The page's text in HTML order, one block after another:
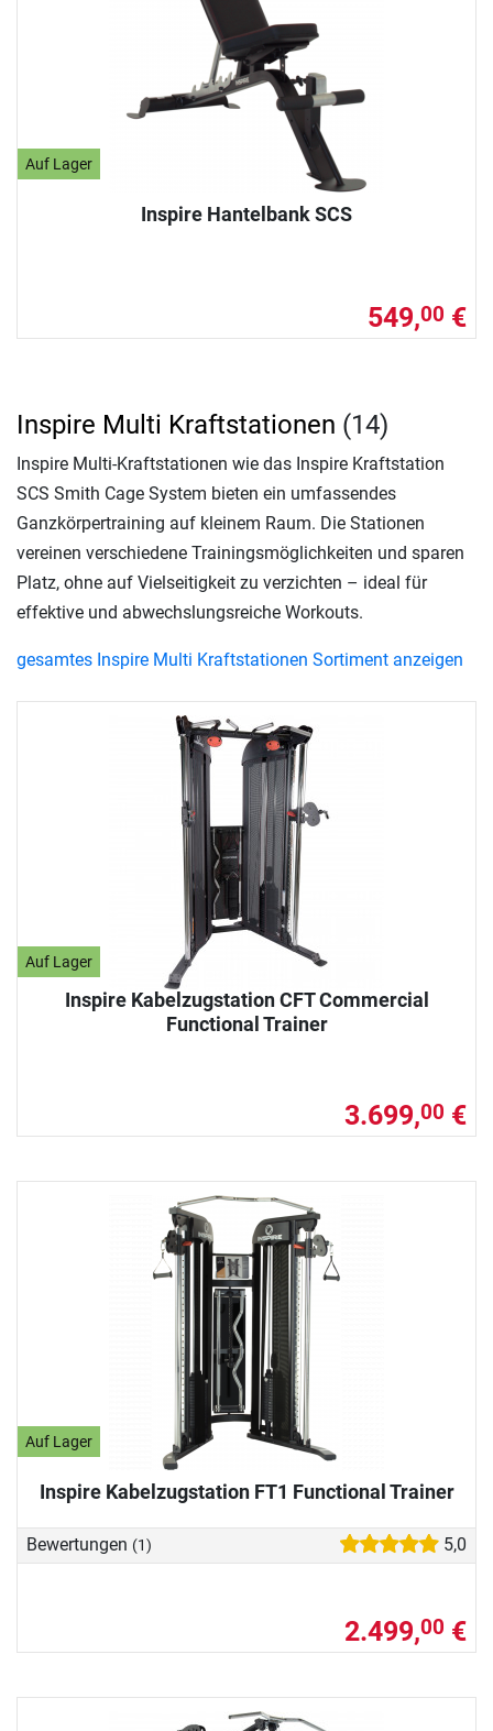
Auf Lager
Inspire Hantelbank SCS
549,00 €
Auf Lager
Inspire Kabelzugstation CFT Commercial
Functional Trainer
3.699,00 €
Auf Lager
Inspire Kabelzugstation FT1 Functional Trainer
Bewertungen (1) 5,0
2.499,00 €
Inspire Multi Kraftstationen (14)
Inspire Multi-Kraftstationen wie das Inspire Kraftstation
SCS Smith Cage System bieten ein umfassendes
Ganzkörpertraining auf kleinem Raum. Die Stationen
vereinen verschiedene Trainingsmöglichkeiten und sparen
Platz, ohne auf Vielseitigkeit zu verzichten – ideal für
effektive und abwechslungsreiche Workouts.
gesamtes Inspire Multi Kraftstationen Sortiment anzeigen